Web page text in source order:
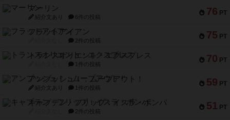
76 PT
マーリン
紹介文あり 6件の投稿
75 PT
フラットアイアン
2件の投稿
70 PT
トランスオリエント・エクスプレス
1件の投稿
59 PT
アンブッシュ！：ムーブアウト！
紹介文あり 1件の投稿
51 PT
キャプテン・フリップ：イスラ・ボンバ
2件の投稿